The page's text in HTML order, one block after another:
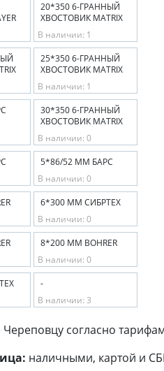
20*350 6-ГРАННЫЙ
ХВОСТОВИК MATRIX
В наличии: 1
25*350 6-ГРАННЫЙ
ХВОСТОВИК MATRIX
В наличии: 1
30*350 6-ГРАННЫЙ
ХВОСТОВИК MATRIX
В наличии: 0
5*86/52 ММ БАРС
В наличии: 0
6*300 ММ СИБРТЕХ
В наличии: 0
8*200 ММ BOHRER
В наличии: 0
-
В наличии: 3
Череповцу согласно
наличными, картой и